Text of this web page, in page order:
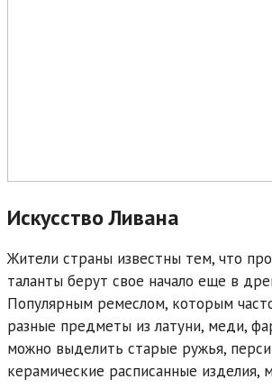
Искусство Ливана
Жители страны известны тем, что
таланты берут свое начало еще в
Популярным ремеслом, которым
разные предметы из латуни, меди,
можно выделить старые ружья,
керамические расписанные